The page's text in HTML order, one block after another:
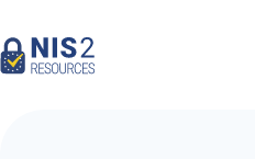
contenuto